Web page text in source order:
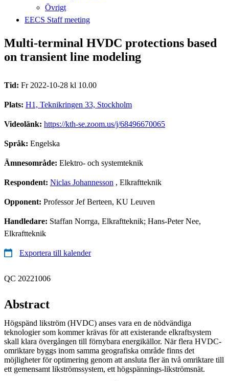
Övrigt
EECS Staff meeting
Multi-terminal HVDC protections based
on transient line modeling
Tid: Fr 2022-10-28 kl 10.00
Plats: H1, Teknikringen 33, Stockholm
Videolänk: https://kth-se.zoom.us/j/68496670065
Språk: Engelska
Ämnesområde: Elektro- och systemteknik
Respondent: Niclas Johannesson , Elkraftteknik
Opponent: Professor Jef Berteen, KU Leuven
Handledare: Staffan Norrga, Elkraftteknik; Hans-Peter Nee,
Elkraftteknik
Exportera till kalender
QC 20221006
Abstract
Högspänd likström (HVDC) anses vara en de nödvändiga
teknologier som kommer krävas för att existerande elkraftsystem
skall klara övergången till förnybara energikällor. När flera HVDC-
omriktare byggs inom samma geografiska område finns det
möjligheter för optimering genom att ansluta fler än två omriktare till
ett gemensamt likströmssystem, ett högspännings-likströmsnät.